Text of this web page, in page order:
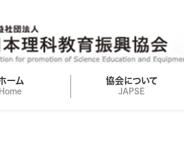
ーム
Home
協会について
JAPSE